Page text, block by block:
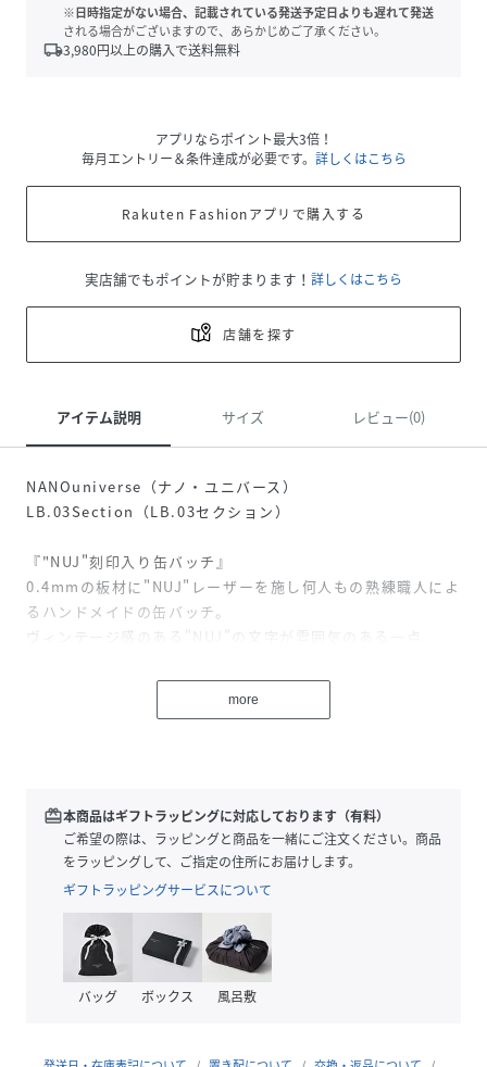
※日時指定がない場合、記載されている発送予定日よりも遅れて発送
される場合がございますので、あらかじめご了承ください。
local_shipping3,980円以上の購入で送料無料
アプリならポイント最大3倍！
毎月エントリー＆条件達成が必要です。 詳しくはこちら
Rakuten Fashionアプリで購入する
実店舗でもポイントが貯まります！ 詳しくはこちら
店舗を探す
アイテム説明 サイズ レビュー(0)
NANOuniverse（ナノ・ユニバース）
LB.03Section（LB.03セクション）
『"NUJ"刻印入り缶バッチ』
0.4mmの板材に"NUJ"レーザーを施し何人もの熟練職人によ
るハンドメイドの缶バッチ。
ヴィンテージ感のある"NUJ"の文字が雰囲気のある一点。
-SERIES-
6683147201 LB.03/[NUjewelry]イニシャルシグネットピ
ンキーリング
6683148201 LB.03/[NUjewelry]エンジンターンストライ
プブレスレット
6683148203 LB.03/[NUjewelry]ジャーマンシルバーナロ
ーバングル
6683154202 LB.03/[NUjewelry]LactoButtonBadge
more
redeem本商品はギフトラッピングに対応しております（有料）
ご希望の際は、ラッピングと商品を一緒にご注文ください。商品
をラッピングして、ご指定の住所にお届けします。
ギフトラッピングサービスについて
バッグ ボックス 風呂敷